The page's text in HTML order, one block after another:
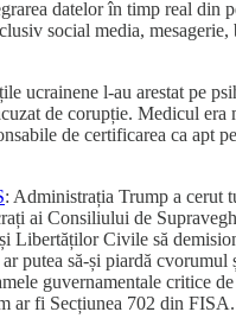
datelor în timp real din
social media,
ucrainene l-au arestat pe
de corupție. Medicul era
de certificarea ca apt
: Administrația Trump a cerut
ai Consiliului de
Libertăților Civile să
putea să-și piardă cvorumul
guvernamentale critice de
ar fi Secțiunea 702 din FISA.